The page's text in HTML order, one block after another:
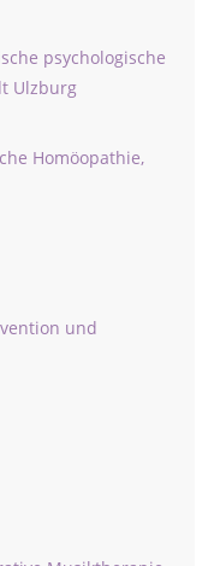
psychologische
Ulzburg
Homöopathie,
und